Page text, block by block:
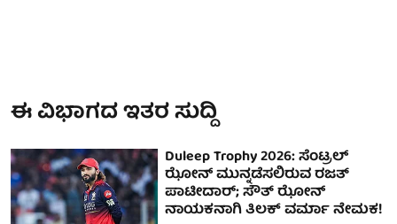
ಈ ವಿಭಾಗದ ಇತರ ಸುದ್ದಿ
Duleep Trophy 2026: ಸೆಂಟ್ರಲ್
ಝೋನ್ ಮುನ್ನಡೆಸಲಿರುವ ರಜತ್
ಪಾಟೀದಾರ್; ಸೌತ್ ಝೋನ್
ನಾಯಕನಾಗಿ ತಿಲಕ್ ವರ್ಮಾ ನೇಮಕ!